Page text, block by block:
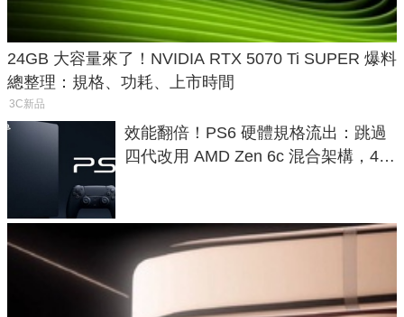
24GB 大容量來了！NVIDIA RTX 5070 Ti SUPER 爆料
總整理：規格、功耗、上市時間
3C新品
效能翻倍！PS6 硬體規格流出：跳過
四代改用 AMD Zen 6c 混合架構，4K